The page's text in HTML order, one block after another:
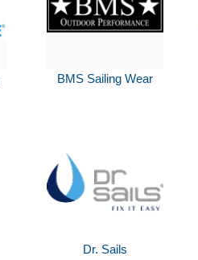
BMS Sailing Wear
Dr. Sails